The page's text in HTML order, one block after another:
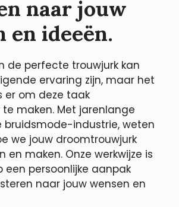
naar jouw
en ideeën.
de perfecte trouwjurk kan
ervaring zijn, maar het
er om deze taak
te maken. Met jarenlange
bruidsmode-industrie, weten
we jouw droomtrouwjurk
en maken. Onze werkwijze is
een persoonlijke aanpak
naar jouw wensen en